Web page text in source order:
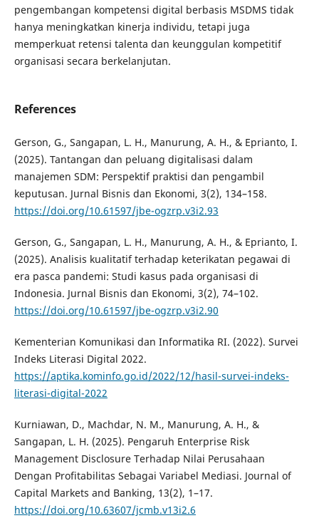
pengembangan kompetensi digital berbasis MSDMS tidak
hanya meningkatkan kinerja individu, tetapi juga
memperkuat retensi talenta dan keunggulan kompetitif
organisasi secara berkelanjutan.
References
Gerson, G., Sangapan, L. H., Manurung, A. H., & Eprianto, I.
(2025). Tantangan dan peluang digitalisasi dalam
manajemen SDM: Perspektif praktisi dan pengambil
keputusan. Jurnal Bisnis dan Ekonomi, 3(2), 134–158.
https://doi.org/10.61597/jbe-ogzrp.v3i2.93
Gerson, G., Sangapan, L. H., Manurung, A. H., & Eprianto, I.
(2025). Analisis kualitatif terhadap keterikatan pegawai di
era pasca pandemi: Studi kasus pada organisasi di
Indonesia. Jurnal Bisnis dan Ekonomi, 3(2), 74–102.
https://doi.org/10.61597/jbe-ogzrp.v3i2.90
Kementerian Komunikasi dan Informatika RI. (2022). Survei
Indeks Literasi Digital 2022.
https://aptika.kominfo.go.id/2022/12/hasil-survei-indeks-
literasi-digital-2022
Kurniawan, D., Machdar, N. M., Manurung, A. H., &
Sangapan, L. H. (2025). Pengaruh Enterprise Risk
Management Disclosure Terhadap Nilai Perusahaan
Dengan Profitabilitas Sebagai Variabel Mediasi. Journal of
Capital Markets and Banking, 13(2), 1–17.
https://doi.org/10.63607/jcmb.v13i2.6